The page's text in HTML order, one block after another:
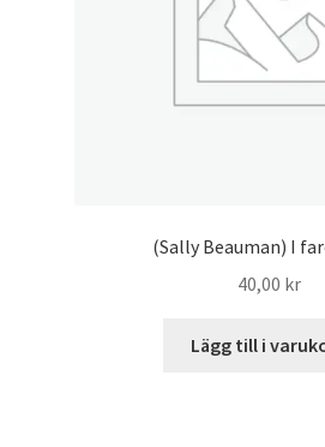
(Sally Beauman) I
40,00 kr
Lägg till i